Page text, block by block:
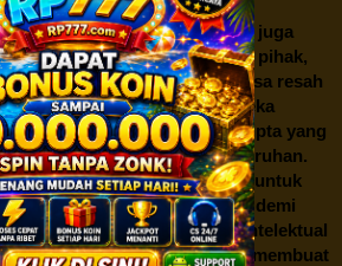
cerita manis,Rebahan21juga
di industri film. Banyak pihak,
dan pemilik hak cipta, merasa resah
situs-situs seperti ini. Mereka
bentuk pelanggaran hak cipta yang
perfilman secara keseluruhan.
turut terlibat dalam upaya untuk
ilegal semacam Rebahan21 demi
bisnis dan kekayaan intelektual
kepentingan inilah yang membuat